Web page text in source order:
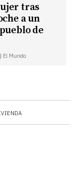
tras
a un
de
El Mundo